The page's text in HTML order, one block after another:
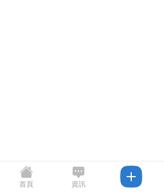
首頁 資訊